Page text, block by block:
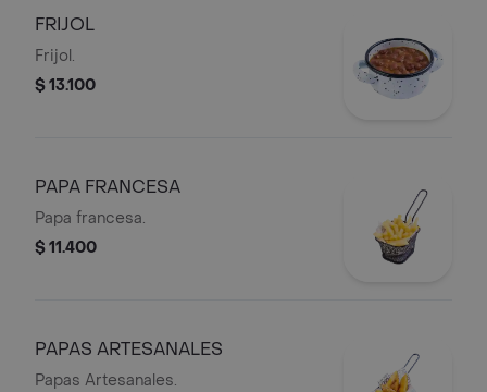
FRIJOL
Frijol.
$ 13.100
PAPA FRANCESA
Papa francesa.
$ 11.400
PAPAS ARTESANALES
Papas Artesanales.